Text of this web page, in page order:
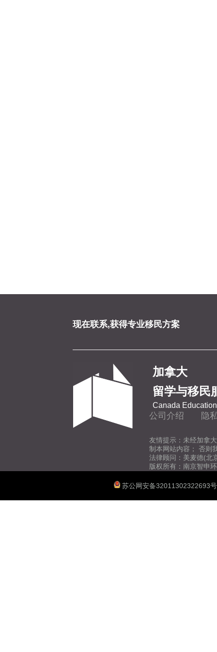
现在联系,获得专业移民方案
加拿大
留学与移民
Canada
公司介绍 隐
友情提示：未经加拿
制本网站内容； 否则
法律顾问：美麦德(北
版权所有：南京智申
苏公网安备32011302322693号